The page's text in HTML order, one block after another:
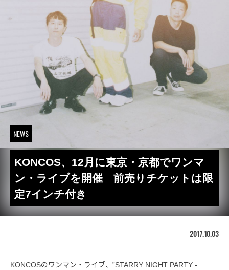
NEWS
KONCOS、12月に東京・京都でワンマ
ン・ライブを開催 前売りチケットは限
定7インチ付き
2017.10.03
KONCOSのワンマン・ライブ、”STARRY NIGHT PARTY -